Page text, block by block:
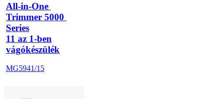
All-in-One
Trimmer 5000
Series
11 az 1-ben
vágókészülék
MG5941/15